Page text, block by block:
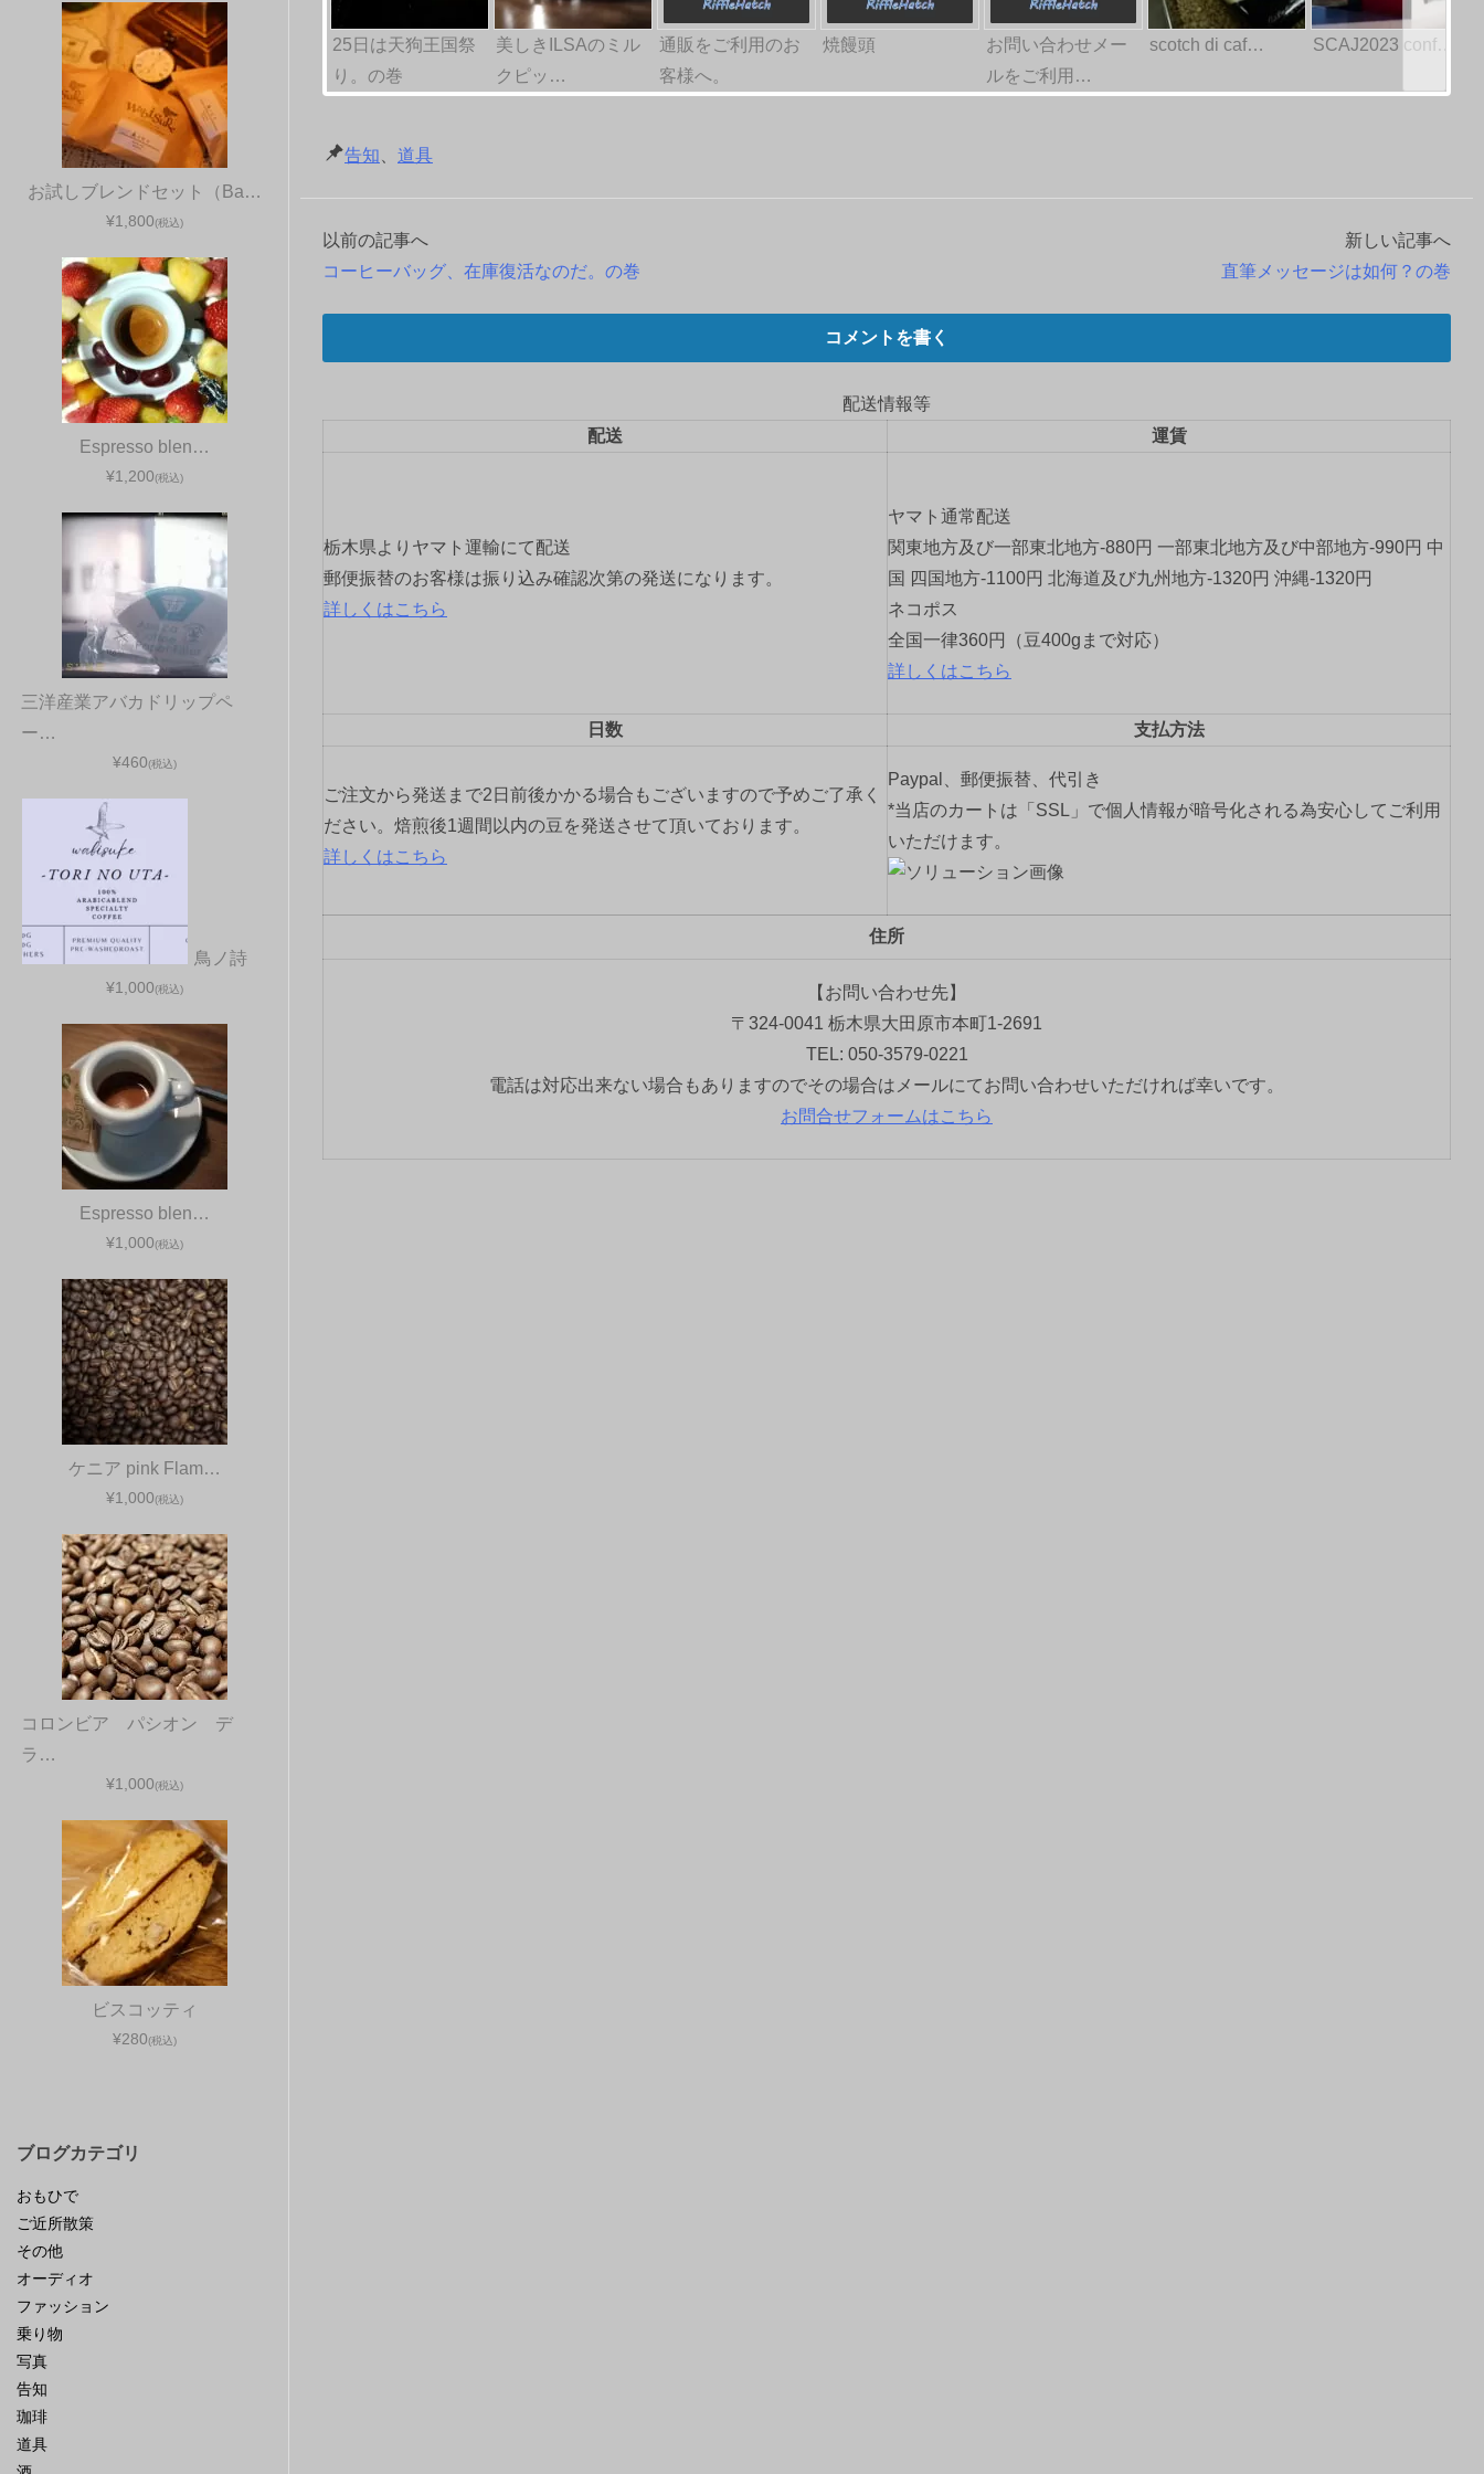
25日は天狗王国祭
り。の巻
美しきILSAのミル
クピッ…
通販をご利用のお
客様へ。
焼饅頭
お問い合わせメー
ルをご利用…
scotch di caf… SCAJ2023 conf…
告知、 道具
投
シ
ョ
以前の記事へ
コーヒーバッグ、在庫復活なのだ。の巻
新しい記事へ
直筆メッセージは如何？の巻
コメントを書く
配送情報等
配送
運賃
栃木県よりヤマト運輸にて配送
郵便振替のお客様は振り込み確認次第の発送になります。
詳しくはこちら
ヤマト通常配送
関東地方及び一部東北地方-880円 一部東北地方及び中部地方-990円 中
国 四国地方-1100円 北海道及び九州地方-1320円 沖縄-1320円
ネコポス
全国一律360円（豆400gまで対応）
詳しくはこちら
日数 支払方法
ご注文から発送まで2日前後かかる場合もございますので予めご了承く
ださい。焙煎後1週間以内の豆を発送させて頂いております。
詳しくはこちら
Paypal、郵便振替、代引き
*当店のカートは「SSL」で個人情報が暗号化される為安心してご利用
いただけます。
住所
【お問い合わせ先】
〒324-0041 栃木県大田原市本町1-2691
TEL: 050-3579-0221
電話は対応出来ない場合もありますのでその場合はメールにてお問い合わせいただければ幸いです。
お問合せフォームはこちら
お試しブレンドセット（Ba…
¥1,800(税込)
Espresso blen…
¥1,200(税込)
三洋産業アバカドリップペ
ー…
¥460(税込)
鳥ノ詩
¥1,000(税込)
Espresso blen…
¥1,000(税込)
ケニア pink Flam…
¥1,000(税込)
コロンビア パシオン デ
ラ…
¥1,000(税込)
ビスコッティ
¥280(税込)
ブログカテゴリ
おもひで
ご近所散策
その他
オーディオ
ファッション
乗り物
写真
告知
珈琲
道具